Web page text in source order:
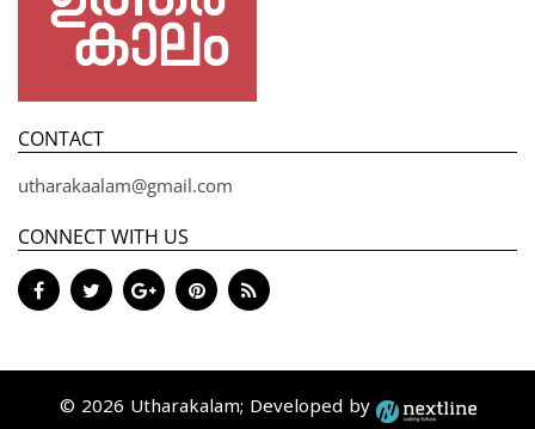
CONTACT
utharakaalam@gmail.com
CONNECT WITH US
© 2026 Utharakalam; Developed by